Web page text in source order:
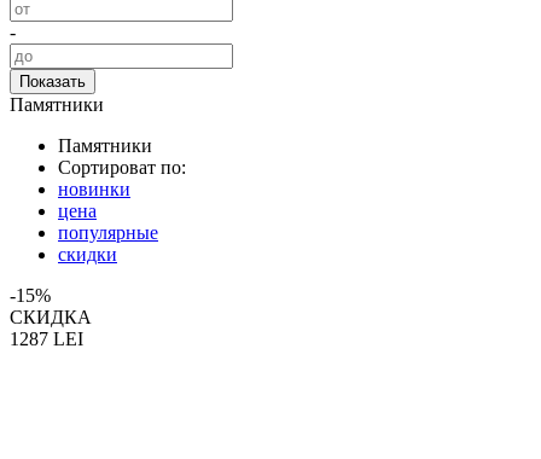
-
Памятники
Памятники
Сортироват по:
новинки
цена
популярные
скидки
-15%
СКИДКА
1287 LEI